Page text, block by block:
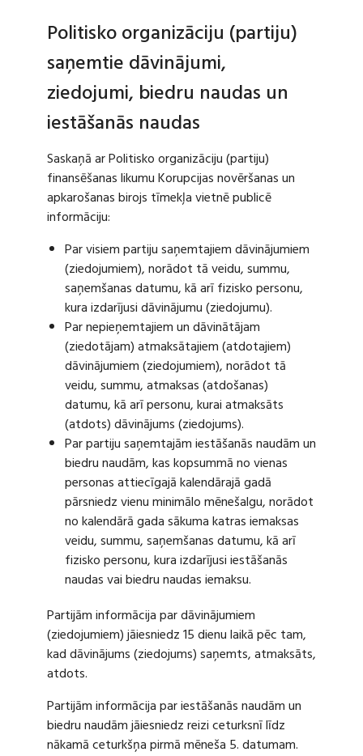
Politisko organizāciju (partiju)
saņemtie dāvinājumi,
ziedojumi, biedru naudas un
iestāšanās naudas
Saskaņā ar Politisko organizāciju (partiju)
finansēšanas likumu Korupcijas novēršanas un
apkarošanas birojs tīmekļa vietnē publicē
informāciju:
Par visiem partiju saņemtajiem dāvinājumiem
(ziedojumiem), norādot tā veidu, summu,
saņemšanas datumu, kā arī fizisko personu,
kura izdarījusi dāvinājumu (ziedojumu).
Par nepieņemtajiem un dāvinātājam
(ziedotājam) atmaksātajiem (atdotajiem)
dāvinājumiem (ziedojumiem), norādot tā
veidu, summu, atmaksas (atdošanas)
datumu, kā arī personu, kurai atmaksāts
(atdots) dāvinājums (ziedojums).
Par partiju saņemtajām iestāšanās naudām un
biedru naudām, kas kopsummā no vienas
personas attiecīgajā kalendārajā gadā
pārsniedz vienu minimālo mēnešalgu, norādot
no kalendārā gada sākuma katras iemaksas
veidu, summu, saņemšanas datumu, kā arī
fizisko personu, kura izdarījusi iestāšanās
naudas vai biedru naudas iemaksu.
Partijām informācija par dāvinājumiem
(ziedojumiem) jāiesniedz 15 dienu laikā pēc tam,
kad dāvinājums (ziedojums) saņemts, atmaksāts,
atdots.
Partijām informācija par iestāšanās naudām un
biedru naudām jāiesniedz reizi ceturksnī līdz
nākamā ceturkšņa pirmā mēneša 5. datumam.